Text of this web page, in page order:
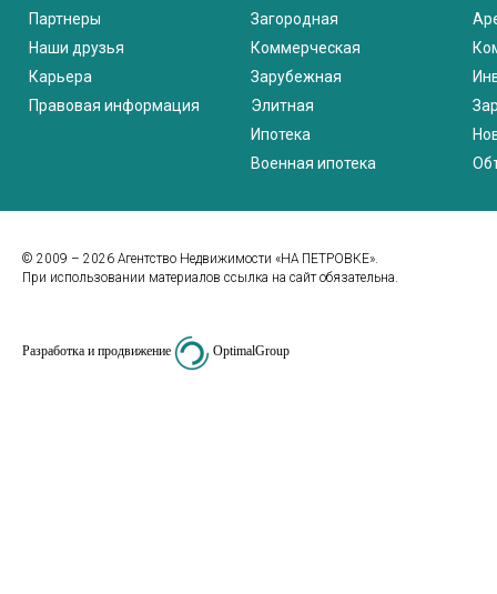
Партнеры
Наши друзья
Карьера
Правовая информация
Загородная
Коммерческая
Зарубежная
Элитная
Ипотека
Военная ипотека
© 2009 – 2026 Агентство Недвижимости «НА ПЕТРОВКЕ».
При использовании материалов ссылка на сайт обязательна.
Разработка и продвижение OptimalGroup